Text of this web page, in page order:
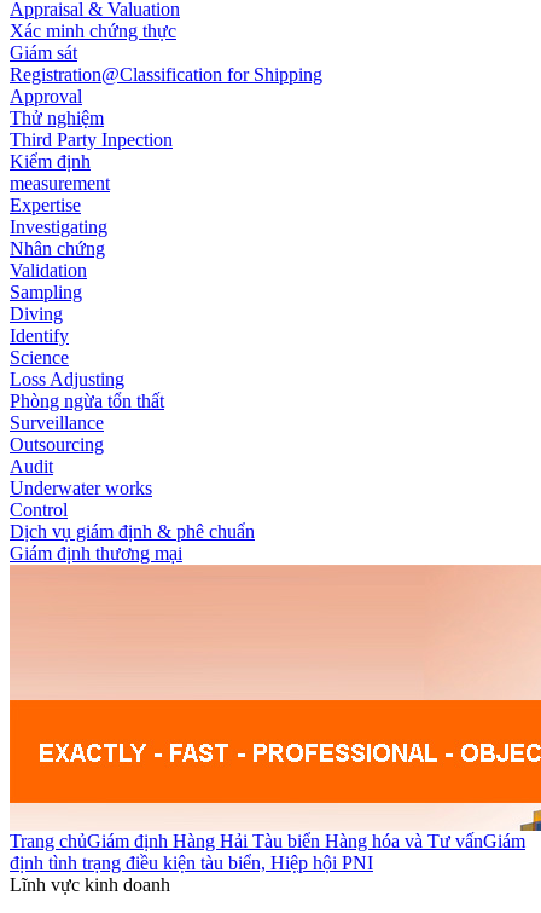
Appraisal & Valuation
Xác minh chứng thực
Giám sát
Registration@Classification for Shipping
Approval
Thử nghiệm
Third Party Inpection
Kiểm định
measurement
Expertise
Investigating
Nhân chứng
Validation
Sampling
Diving
Identify
Science
Loss Adjusting
Phòng ngừa tổn thất
Surveillance
Outsourcing
Audit
Underwater works
Control
Dịch vụ giám định & phê chuẩn
Giám định thương mại
Trang chủGiám định Hàng Hải Tàu biển Hàng hóa và Tư vấnGiám
định tình trạng điều kiện tàu biển, Hiệp hội PNI
Lĩnh vực kinh doanh